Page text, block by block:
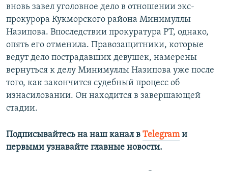
вновь завел уголовное дело в отношении экс-
прокурора Кукморского района Минимуллы
Назипова. Впоследствии прокуратура РТ, однако,
опять его отменила. Правозащитники, которые
ведут дело пострадавших девушек, намерены
вернуться к делу Минимуллы Назипова уже после
того, как закончится судебный процесс об
изнасиловании. Он находится в завершающей
стадии.
Подписывайтесь на наш канал в Telegramи
первыми узнавайте главные новости.​